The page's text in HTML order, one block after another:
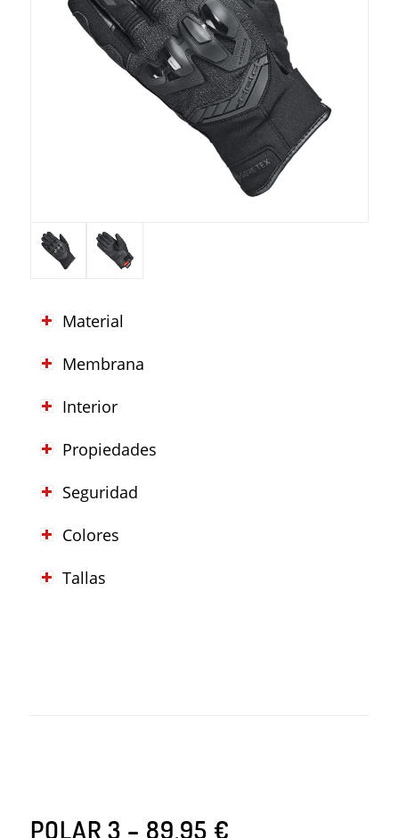
Material
Membrana
Interior
Propiedades
Seguridad
Colores
Tallas
POLAR 3 – 89,95 €